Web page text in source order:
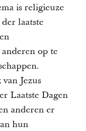
is religieuze
laatste
op te
Jezus
Laatste Dagen
anderen er
hun